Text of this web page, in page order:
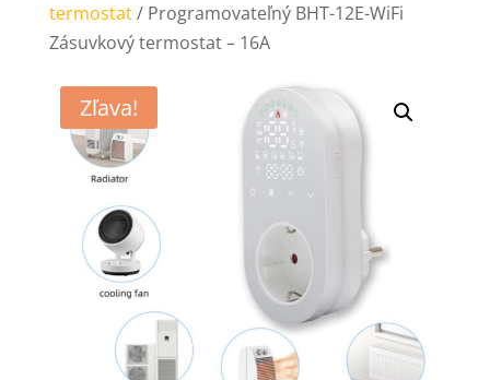
termostat/ Programovateľný BHT-12E-WiFi
Zásuvkový termostat – 16A
Zľava!